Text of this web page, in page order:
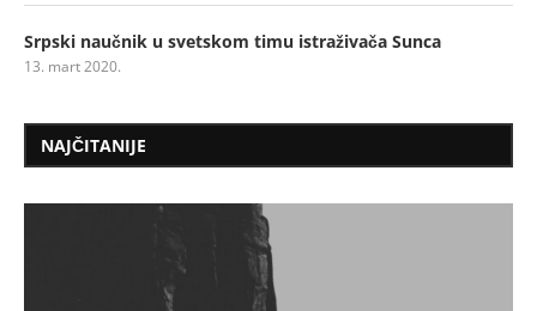
Srpski naučnik u svetskom timu istraživača Sunca
13. mart 2020.
NAJČITANIJE